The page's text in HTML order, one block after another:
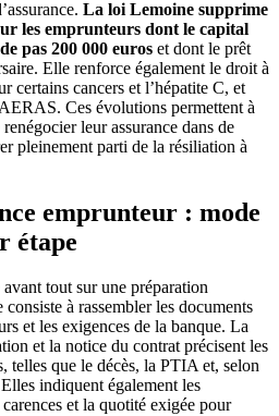
La loi Lemoine supprime
les emprunteurs dont le capital
pas 200 000 euros et dont le prêt
Elle renforce également le droit à
certains cancers et l’hépatite C, et
Ces évolutions permettent à
leur assurance dans de
pleinement parti de la résiliation à
emprunteur : mode
étape
tout sur une préparation
à rassembler les documents
et les exigences de la banque. La
et la notice du contrat précisent les
telles que le décès, la PTIA et, selon
indiquent également les
et la quotité exigée pour